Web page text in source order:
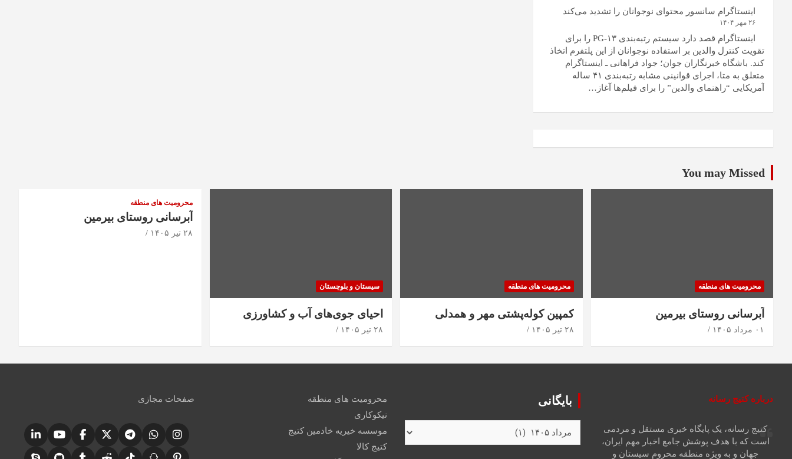
اینستاگرام سانسور محتوای نوجوانان را تشدید می‌کند
۲۶ مهر ۱۴۰۴
اینستاگرام قصد دارد سیستم رتبه‌بندی PG-۱۳ را برای
تقویت کنترل والدین بر استفاده نوجوانان از این پلتفرم اتخاذ
کند. باشگاه خبرنگاران جوان؛ جواد فراهانی ـ اینستاگرام
متعلق به متا، اجرای قوانینی مشابه رتبه‌بندی ۴۱ ساله
آمریکایی “راهنمای والدین” را برای فیلم‌ها آغاز…
You may Missed
محرومیت های منطقه
آبرسانی روستای بیرمین
۰۱ مرداد ۱۴۰۵
محرومیت های منطقه
کمپین کوله‌پشتی مهر و همدلی
۲۸ تیر ۱۴۰۵
سیستان و بلوچستان
احیای جوی‌های آب و کشاورزی
۲۸ تیر ۱۴۰۵
محرومیت های منطقه
آبرسانی روستای بیرمین
۲۸ تیر ۱۴۰۵
درباره کتیج رسانه
کتیج رسانه، یک پایگاه خبری مستقل و مردمی
است که با هدف پوشش جامع اخبار مهم ایران،
جهان و به ویژه منطقه محروم سیستان و
بایگانی
محرومیت های منطقه
نیکوکاری
موسسه خیریه خادمین کتیج
کتیج کالا
صفحات مجازی